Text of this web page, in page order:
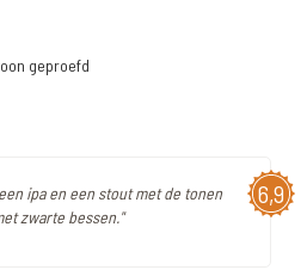
geproefd
6,9
ipa en een stout met de tonen
zwarte bessen."